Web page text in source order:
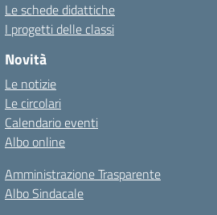
Le schede didattiche
I progetti delle classi
Novità
Le notizie
Le circolari
Calendario eventi
Albo online
Amministrazione Trasparente
Albo Sindacale